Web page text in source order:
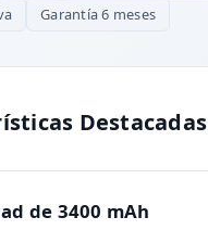
Garantía 6 meses
Destacadas
de 3400 mAh